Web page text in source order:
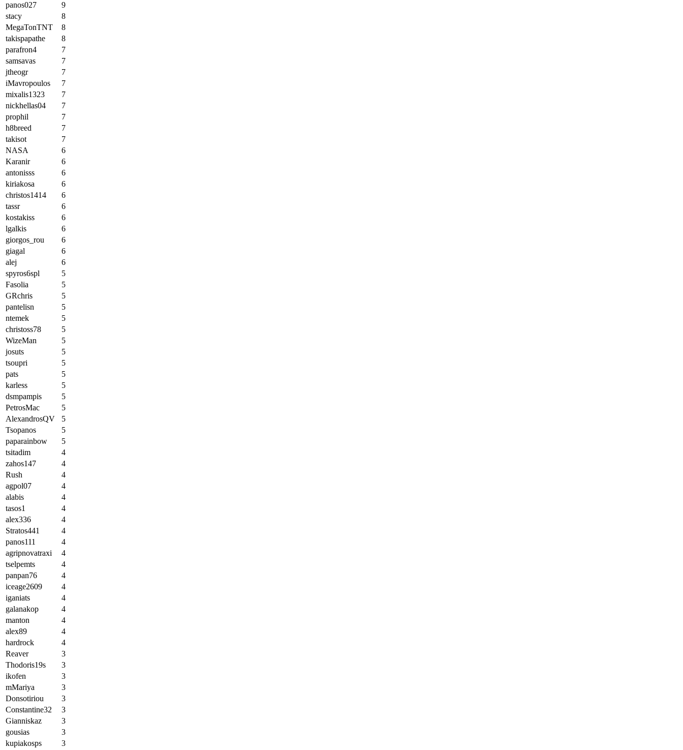
panos027
9
stacy
8
MegaTonTNT
8
takispapathe
8
parafron4
7
samsavas
7
jtheogr
7
iMavropoulos
7
mixalis1323
7
nickhellas04
7
prophil
7
h8breed
7
takisot
7
NASA
6
Karanir
6
antonisss
6
kiriakosa
6
christos1414
6
tassr
6
kostakiss
6
lgalkis
6
giorgos_rou
6
giagal
6
alej
6
spyros6spl
5
Fasolia
5
GRchris
5
pantelisn
5
ntemek
5
christoss78
5
WizeMan
5
josuts
5
tsoupri
5
pats
5
karless
5
dsmpampis
5
PetrosMac
5
AlexandrosQV
5
Tsopanos
5
paparainbow
5
tsitadim
4
zahos147
4
Rush
4
agpol07
4
alabis
4
tasos1
4
alex336
4
Stratos441
4
panos111
4
agripnovatraxi
4
tselpemts
4
panpan76
4
iceage2609
4
iganiats
4
galanakop
4
manton
4
alex89
4
hardrock
4
Reaver
3
Thodoris19s
3
ikofen
3
mMariya
3
Donsotiriou
3
Constantine32
3
Gianniskaz
3
gousias
3
kupiakosps
3